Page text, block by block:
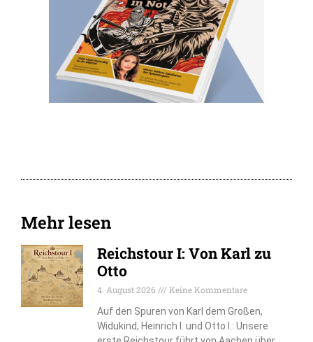
Mehr lesen
Reichstour I: Von Karl zu
Otto
4. August 2026
Keine Kommentare
Auf den Spuren von Karl dem Großen,
Widukind, Heinrich I. und Otto I.: Unsere